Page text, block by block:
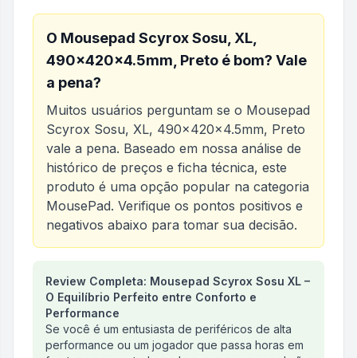
O Mousepad Scyrox Sosu, XL,
490x420x4.5mm, Preto é bom? Vale
a pena?
Muitos usuários perguntam se o Mousepad
Scyrox Sosu, XL, 490x420x4.5mm, Preto
vale a pena. Baseado em nossa análise de
histórico de preços e ficha técnica, este
produto é uma opção popular na categoria
MousePad. Verifique os pontos positivos e
negativos abaixo para tomar sua decisão.
Análise do produtoMousepad Scyrox Sosu, XL,
Review Completa: Mousepad Scyrox Sosu XL –
O Equilíbrio Perfeito entre Conforto e
Performance
Se você é um entusiasta de periféricos de alta
performance ou um jogador que passa horas em